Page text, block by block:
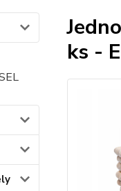
ks -